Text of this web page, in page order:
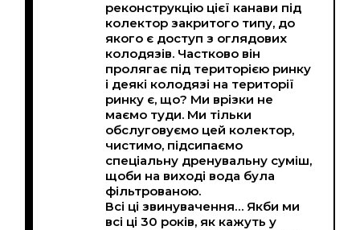
реконструкцію цієї канави під
колектор закритого типу, до
якого є доступ з оглядових
колодязів. Частково він
пролягає під територією ринку
і деякі колодязі на території
ринку є, що? Ми врізки не
маємо туди. Ми тільки
обслуговуємо цей колектор,
чистимо, підсипаємо
спеціальну дренувальну суміш,
щоби на виході вода була
фільтрованою.
Всі ці звинувачення… Якби ми
всі ці 30 років, як кажуть у